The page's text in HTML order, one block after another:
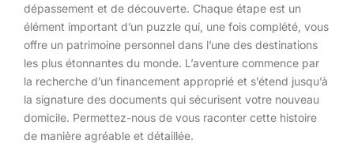
dépassement et de découverte. Chaque étape est un
élément important d’un puzzle qui, une fois complété, vous
offre un patrimoine personnel dans l’une des destinations
les plus étonnantes du monde. L’aventure commence par
la recherche d’un financement approprié et s’étend jusqu’à
la signature des documents qui sécurisent votre nouveau
domicile. Permettez-nous de vous raconter cette histoire
de manière agréable et détaillée.